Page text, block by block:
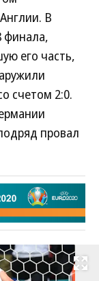
В
финала,
его часть,
счетом 2:0.
провал
Развернуть